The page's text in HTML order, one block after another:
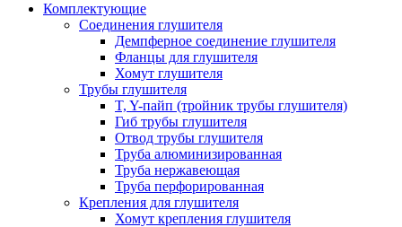
Комплектующие
Соединения глушителя
Демпферное соединение глушителя
Фланцы для глушителя
Хомут глушителя
Трубы глушителя
T, Y-пайп (тройник трубы глушителя)
Гиб трубы глушителя
Отвод трубы глушителя
Труба алюминизированная
Труба нержавеющая
Труба перфорированная
Крепления для глушителя
Хомут крепления глушителя